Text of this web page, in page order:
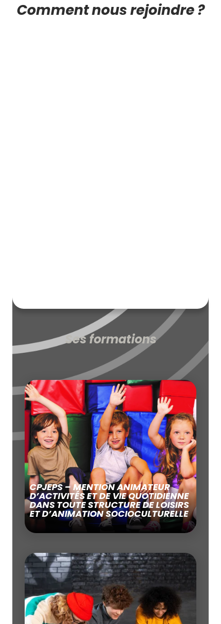
Comment nous rejoindre ?
Ses formations
CPJEPS – MENTION ANIMATEUR
D’ACTIVITÉS ET DE VIE QUOTIDIENNE
DANS TOUTE STRUCTURE DE LOISIRS
ET D’ANIMATION SOCIOCULTURELLE